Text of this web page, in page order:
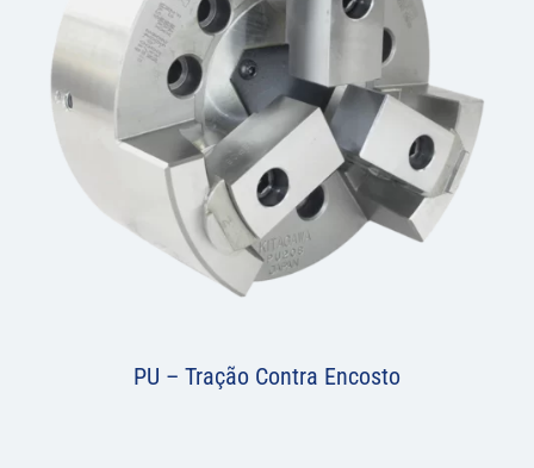
PU – Tração Contra Encosto